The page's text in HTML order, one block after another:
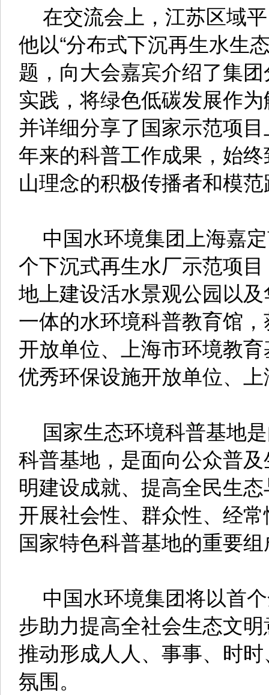
在交流会上，江苏区域
他以“分布式下沉再生水生
题，向大会嘉宾介绍了集
实践，将绿色低碳发展作
并详细分享了国家示范项
年来的科普工作成果，始
山理念的积极传播者和模
中国水环境集团上海嘉
个下沉式再生水厂示范项
地上建设活水景观公园以
一体的水环境科普教育馆
开放单位、上海市环境教
优秀环保设施开放单位、
国家生态环境科普基地
科普基地，是面向公众普
明建设成就、提高全民生
开展社会性、群众性、经
国家特色科普基地的重要
中国水环境集团将以首
步助力提高全社会生态文
推动形成人人、事事、时
氛围。